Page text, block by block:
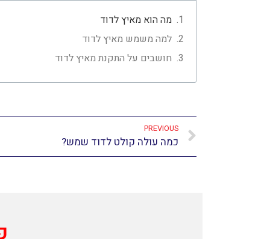
מה הוא מאיץ לדוד
למה משמש מאיץ לדוד
חושבים על התקנת מאיץ לדוד
PREVIOUS
כמה עולה קולט לדוד שמש?